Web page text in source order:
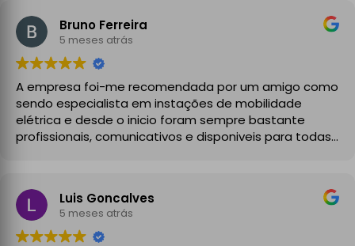
Bruno Ferreira
5 meses atrás
A empresa foi-me recomendada por um amigo como
sendo especialista em instações de mobilidade
elétrica e desde o inicio foram sempre bastante
profissionais, comunicativos e disponiveis para todas
A instalação de tomada reforçada em garagem
partilhada correu na perfeição e nos prazos
combinados, sendo que fizeram toda a limpeza e
explicações necessárias. Recomendado
Luis Goncalves
5 meses atrás